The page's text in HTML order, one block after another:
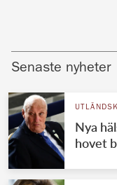
Senaste nyheter
Nya
hovet